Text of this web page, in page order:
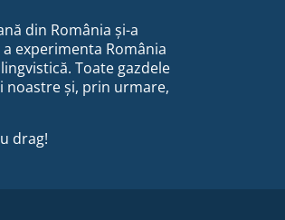
din România și-a
experimenta România
Toate gazdele
noastre și, prin urmare,
drag!